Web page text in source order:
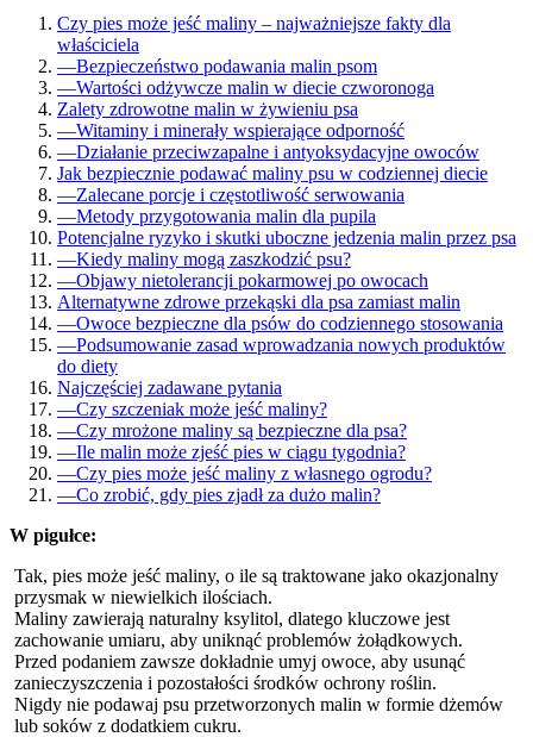
Czy pies może jeść maliny – najważniejsze fakty dla
właściciela
—Bezpieczeństwo podawania malin psom
—Wartości odżywcze malin w diecie czworonoga
Zalety zdrowotne malin w żywieniu psa
—Witaminy i minerały wspierające odporność
—Działanie przeciwzapalne i antyoksydacyjne owoców
Jak bezpiecznie podawać maliny psu w codziennej diecie
—Zalecane porcje i częstotliwość serwowania
—Metody przygotowania malin dla pupila
Potencjalne ryzyko i skutki uboczne jedzenia malin przez psa
—Kiedy maliny mogą zaszkodzić psu?
—Objawy nietolerancji pokarmowej po owocach
Alternatywne zdrowe przekąski dla psa zamiast malin
—Owoce bezpieczne dla psów do codziennego stosowania
—Podsumowanie zasad wprowadzania nowych produktów
do diety
Najczęściej zadawane pytania
—Czy szczeniak może jeść maliny?
—Czy mrożone maliny są bezpieczne dla psa?
—Ile malin może zjeść pies w ciągu tygodnia?
—Czy pies może jeść maliny z własnego ogrodu?
—Co zrobić, gdy pies zjadł za dużo malin?
W pigułce:
Tak, pies może jeść maliny, o ile są traktowane jako okazjonalny
przysmak w niewielkich ilościach.
Maliny zawierają naturalny ksylitol, dlatego kluczowe jest
zachowanie umiaru, aby uniknąć problemów żołądkowych.
Przed podaniem zawsze dokładnie umyj owoce, aby usunąć
zanieczyszczenia i pozostałości środków ochrony roślin.
Nigdy nie podawaj psu przetworzonych malin w formie dżemów
lub soków z dodatkiem cukru.